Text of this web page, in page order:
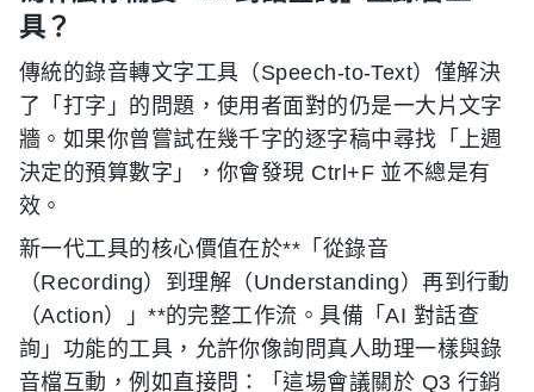
具？
傳統的錄音轉文字工具（Speech-to-Text）僅解決
了「打字」的問題，使用者面對的仍是一大片文字
牆。如果你曾嘗試在幾千字的逐字稿中尋找「上週
決定的預算數字」，你會發現 Ctrl+F 並不總是有
效。
新一代工具的核心價值在於**「從錄音
（Recording）到理解（Understanding）再到行動
（Action）」**的完整工作流。具備「AI 對話查
詢」功能的工具，允許你像詢問真人助理一樣與錄
音檔互動，例如直接問：「這場會議關於 Q3 行銷